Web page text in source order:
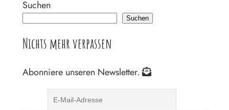
Suchen
Suchen
Nichts mehr verpassen
Abonniere unseren Newsletter.